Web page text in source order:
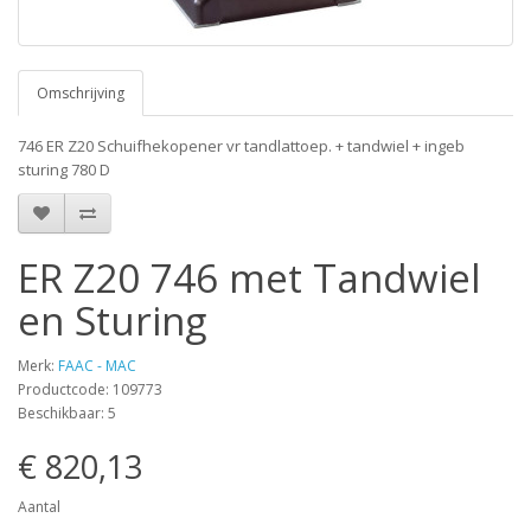
Omschrijving
746 ER Z20 Schuifhekopener vr tandlattoep. + tandwiel + ingeb
sturing 780 D
ER Z20 746 met Tandwiel
en Sturing
Merk: FAAC - MAC
Productcode: 109773
Beschikbaar: 5
€ 820,13
Aantal